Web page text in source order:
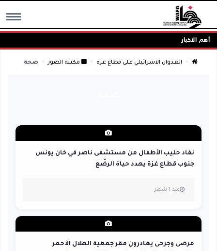
MENU أهم الاخبار
العدوان الاسرائيلي على قطاع غزة مكتبة الصور صحة
نفاد حليب الأطفال من مستشفى ناصر في خان يونس
جنوب قطاع غزة يهدد حياة الرضّع
منذ 1 شهر
مرضى وجرحى يغادرون مقر جمعية الهلال الأحمر